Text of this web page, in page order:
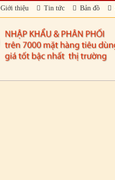
Giới thiệu Tin tức Bản đồ